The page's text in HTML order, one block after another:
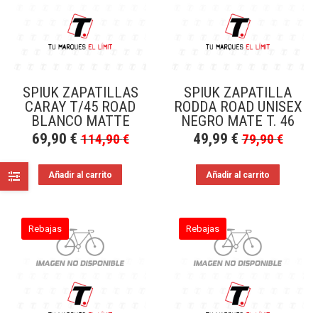
SPIUK ZAPATILLAS
CARAY T/45 ROAD
BLANCO MATTE
69,90 € 114,90€
Añadir al carrito
SPIUK ZAPATILLA
RODDA ROAD UNISEX
NEGRO MATE T. 46
49,99 € 79,90€
Añadir al carrito
Rebajas Rebajas